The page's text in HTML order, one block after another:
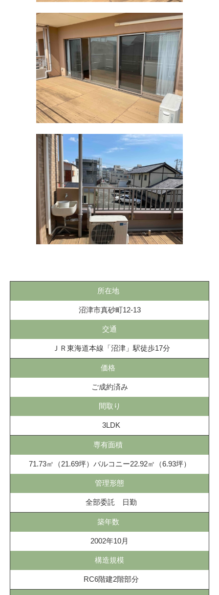
所在地
沼津市真砂町12-13
交通
ＪＲ東海道本線「沼津」駅徒歩17分
価格
ご成約済み
間取り
3LDK
専有面積
71.73㎡（21.69坪）バルコニー22.92㎡（6.93坪）
管理形態
全部委託 日勤
築年数
2002年10月
構造規模
RC6階建2階部分